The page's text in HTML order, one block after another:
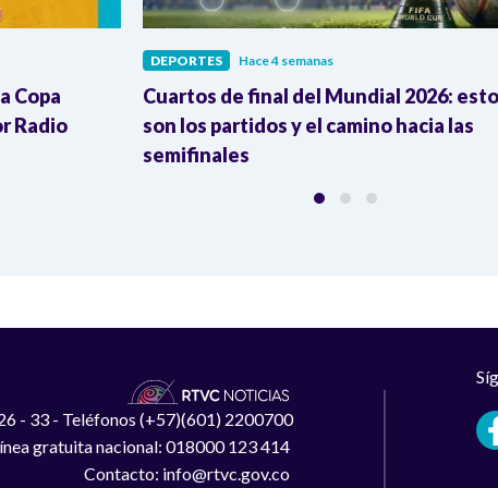
Copa
Radio
DEPORTES Hace 4 semanas
Cuartos de final del Mundial 2026:
son los partidos y el camino hacia las
semifinales
- 33 - Teléfonos (+57)(601) 2200700
gratuita nacional: 018000 123 414
Contacto: info@rtvc.gov.co